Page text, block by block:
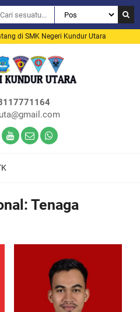
di SMK Negeri Kundur Utara
Tenaga